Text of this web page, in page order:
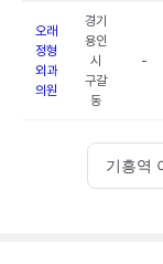
오래
정형
외과
의원
경기
용인
시
구갈
동
-
기흥역